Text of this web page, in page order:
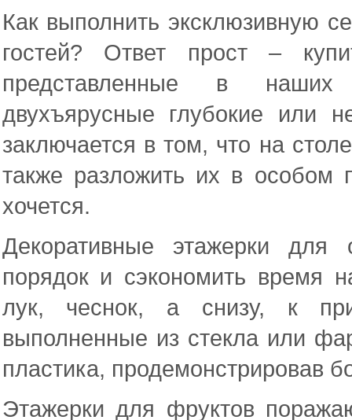
Как выполнить эксклюзивную
гостей? Ответ прост –
представленные в наших
двухъярусные глубокие или
заключается в том, что на
также разложить их в особом
хочется.
Декоративные этажерки
порядок и сэкономить время
лук, чеснок, а снизу, к
выполненные из стекла или
пластика, продемонстрировав
Этажерки для фруктов